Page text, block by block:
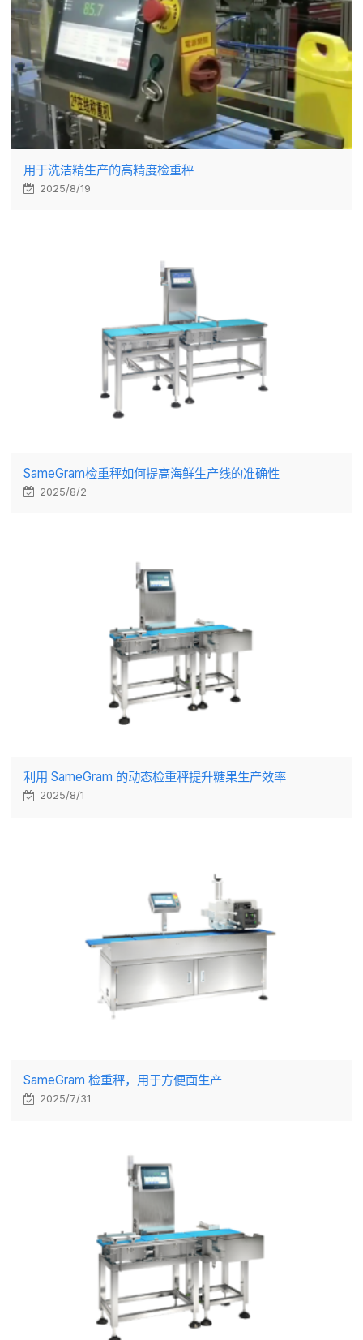
用于洗洁精生产的高精度检重秤
2025/8/19
SameGram检重秤如何提高海鲜生产线的准确性
2025/8/2
利用 SameGram 的动态检重秤提升糖果生产效率
2025/8/1
SameGram 检重秤，用于方便面生产
2025/7/31